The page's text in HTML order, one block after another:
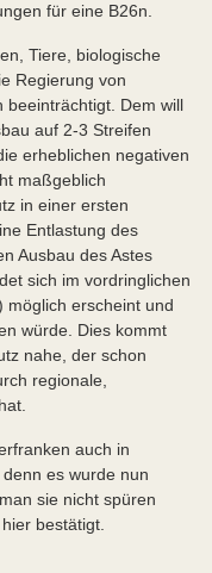
für eine B26n.
Tiere, biologische
Regierung von
Dem will
auf 2-3 Streifen
erheblichen negativen
maßgeblich
in einer ersten
Entlastung des
Ausbau des Astes
sich im vordringlichen
möglich erscheint und
würde. Dies kommt
nahe, der schon
regionale,
auch in
es wurde nun
sie nicht spüren
bestätigt.